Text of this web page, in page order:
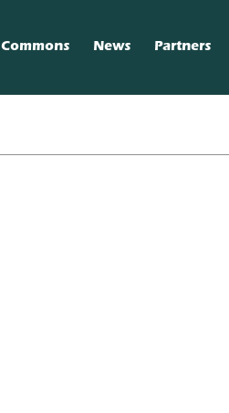
Commons News Partners